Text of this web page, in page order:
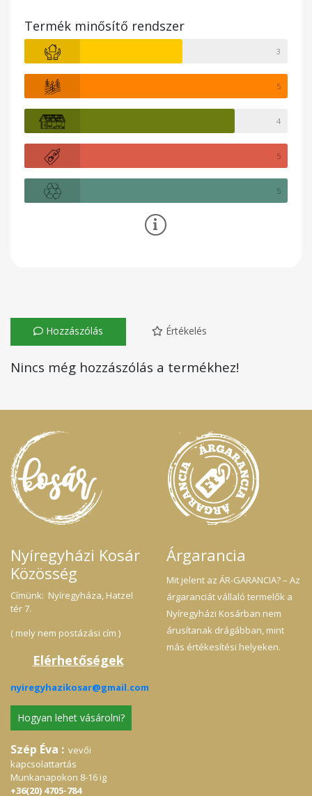
Termék minősítő rendszer
3
5
4
5
5
Hozzászólás Értékelés
Nincs még hozzászólás a termékhez!
Nyíregyházi Kosár
Közösség
Címünk: Nyíregyháza, Hatzel
tér 7.
( mely nem postázási cím )
Elérhetőségek
nyiregyhazikosar@gmail.com
Hogyan lehet vásárolni?
Szép Éva : vevői
kapcsolattartás
Munkanapokon 8-16 ig
+36(20) 4705-784
Árgarancia
Mit jelent az ÁR-GARANCIA? – Az
árgaranciát vállaló termelők a
Nyíregyházi Kosárban nem
árusítanak drágábban, mint
más értékesítési helyeken.